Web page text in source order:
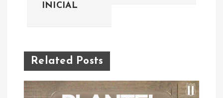
a
INICIAL
Related Posts